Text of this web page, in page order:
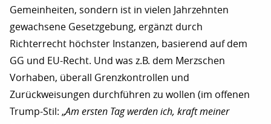
Gemeinheiten, sondern ist in vielen Jahrzehnten
gewachsene Gesetzgebung, ergänzt durch
Richterrecht höchster Instanzen, basierend auf dem
GG und EU-Recht. Und was z.B. dem Merzschen
Vorhaben, überall Grenzkontrollen und
Zurückweisungen durchführen zu wollen (im offenen
Trump-Stil: „Am ersten Tag werden ich, kraft meiner